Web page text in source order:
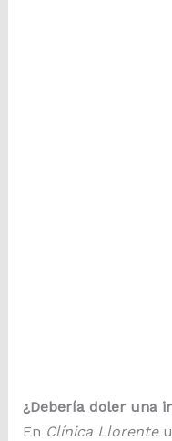
¿Debería doler una
En Clínica Llorente